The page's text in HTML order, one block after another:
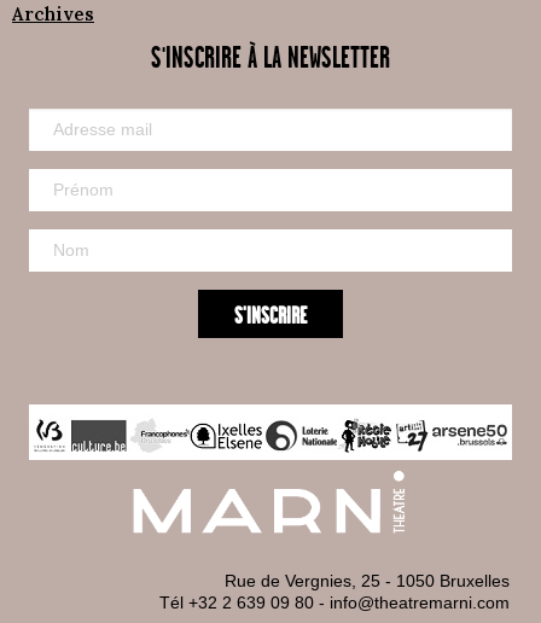
Archives
S'INSCRIRE À LA NEWSLETTER
Rue de Vergnies, 25 - 1050 Bruxelles
Tél +32 2 639 09 80 - info@theatremarni.com